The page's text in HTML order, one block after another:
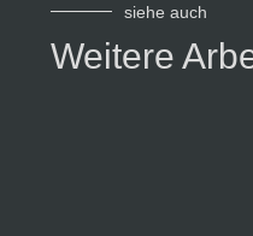
siehe auch
Weitere